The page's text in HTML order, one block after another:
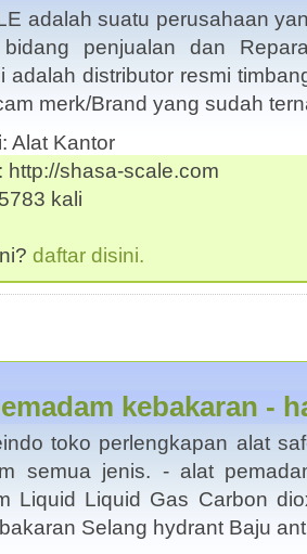
adalah suatu perusahaan
penjualan dan
adalah distributor resmi
merk/Brand yang sudah
: Alat Kantor
: http://shasa-scale.com
kali
daftar disini.
kebakaran -
toko perlengkapan alat
semua jenis. - alat
Liquid Liquid Gas Carbon
Selang hydrant Baju